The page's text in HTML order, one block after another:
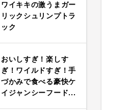
ワイキキの激うまガー
リックシュリンプトラ
ック
FOOD
おいしすぎ！楽しす
ぎ！ワイルドすぎ！手
づかみで食べる豪快ケ
イジャンシーフード...